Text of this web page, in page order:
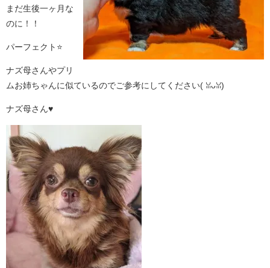
まだ生後一ヶ月な
のに！！
パーフェクト⭐
ナズ母さんやプリ
ムお姉ちゃんに似ているのでご参考にしてください( ꈍᴗꈍ)
ナズ母さん♥